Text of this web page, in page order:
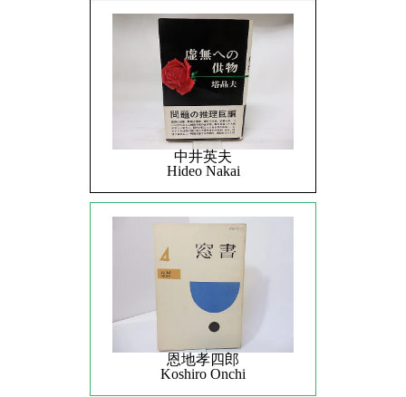
中井英夫
Hideo Nakai
恩地孝四郎
Koshiro Onchi